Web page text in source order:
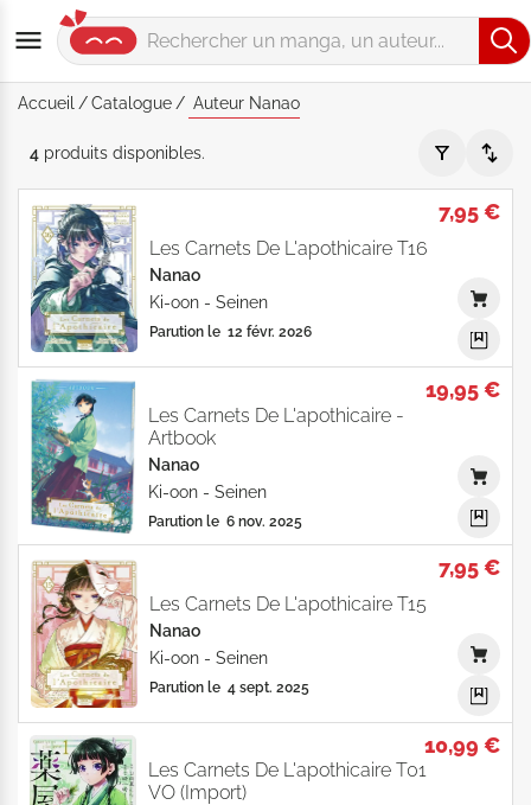
Accueil Catalogue Auteur Nanao
Auteur "Nanao" - Par Date de parution - Catalogue produits
4 produits disponibles.
7,95 €
Les Carnets De L'apothicaire T16
Nanao
Ki-oon - Seinen
Parution le 12 févr. 2026
19,95 €
Les Carnets De L'apothicaire -
Artbook
Nanao
Ki-oon - Seinen
Parution le 6 nov. 2025
7,95 €
Les Carnets De L'apothicaire T15
Nanao
Ki-oon - Seinen
Parution le 4 sept. 2025
10,99 €
Les Carnets De L'apothicaire T01
VO (Import)